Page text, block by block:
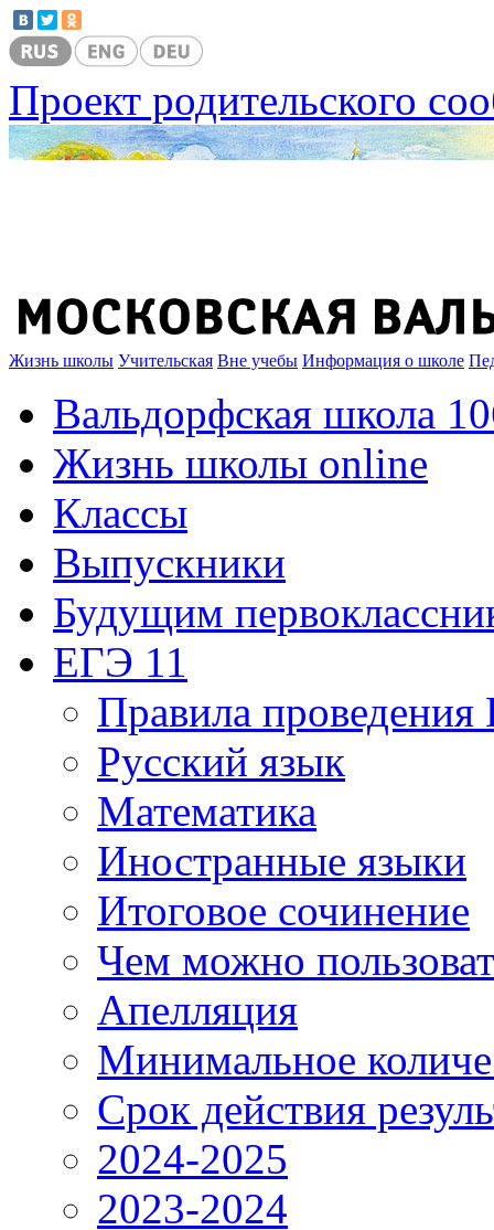
Проект родительского
Жизнь школы Учительская Вне учебы Информация о школе
Вальдорфская школа
Жизнь школы online
Классы
Выпускники
Будущим
ЕГЭ 11
Правила
Русский язык
Математика
Иностранные языки
Итоговое сочинение
Чем можно
Апелляция
Минимальное
Срок действия
2024-2025
2023-2024